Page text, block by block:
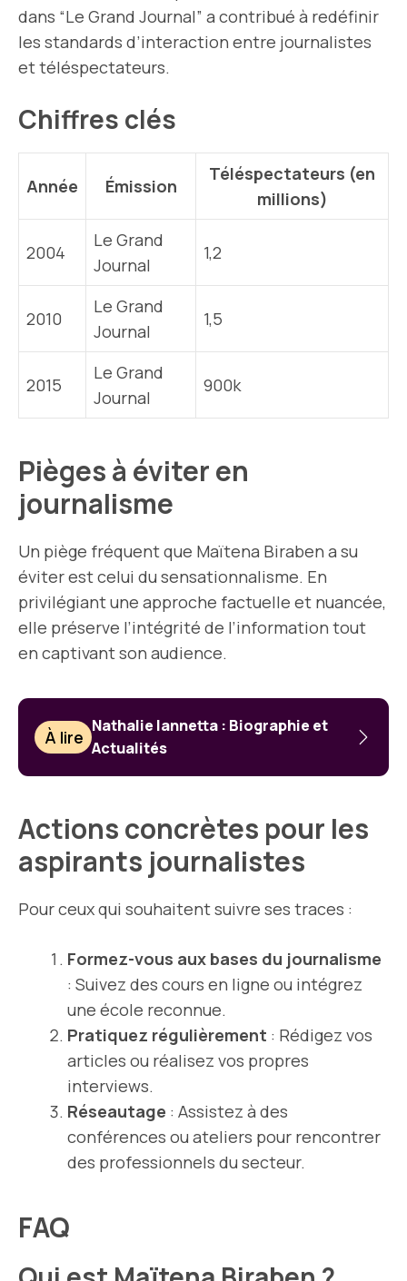
dans “Le Grand Journal” a contribué à redéfinir
les standards d’interaction entre journalistes
et téléspectateurs.
Chiffres clés
Année Émission
Téléspectateurs (en
millions)
2004
Le Grand
Journal
1,2
2010
Le Grand
Journal
1,5
2015
Le Grand
Journal
900k
Pièges à éviter en
journalisme
Un piège fréquent que Maïtena Biraben a su
éviter est celui du sensationnalisme. En
privilégiant une approche factuelle et nuancée,
elle préserve l’intégrité de l’information tout
en captivant son audience.
À lire
Nathalie Iannetta : Biographie et
Actualités
Actions concrètes pour les
aspirants journalistes
Pour ceux qui souhaitent suivre ses traces :
Formez-vous aux bases du journalisme
: Suivez des cours en ligne ou intégrez
une école reconnue.
Pratiquez régulièrement : Rédigez vos
articles ou réalisez vos propres
interviews.
Réseautage : Assistez à des
conférences ou ateliers pour rencontrer
des professionnels du secteur.
FAQ